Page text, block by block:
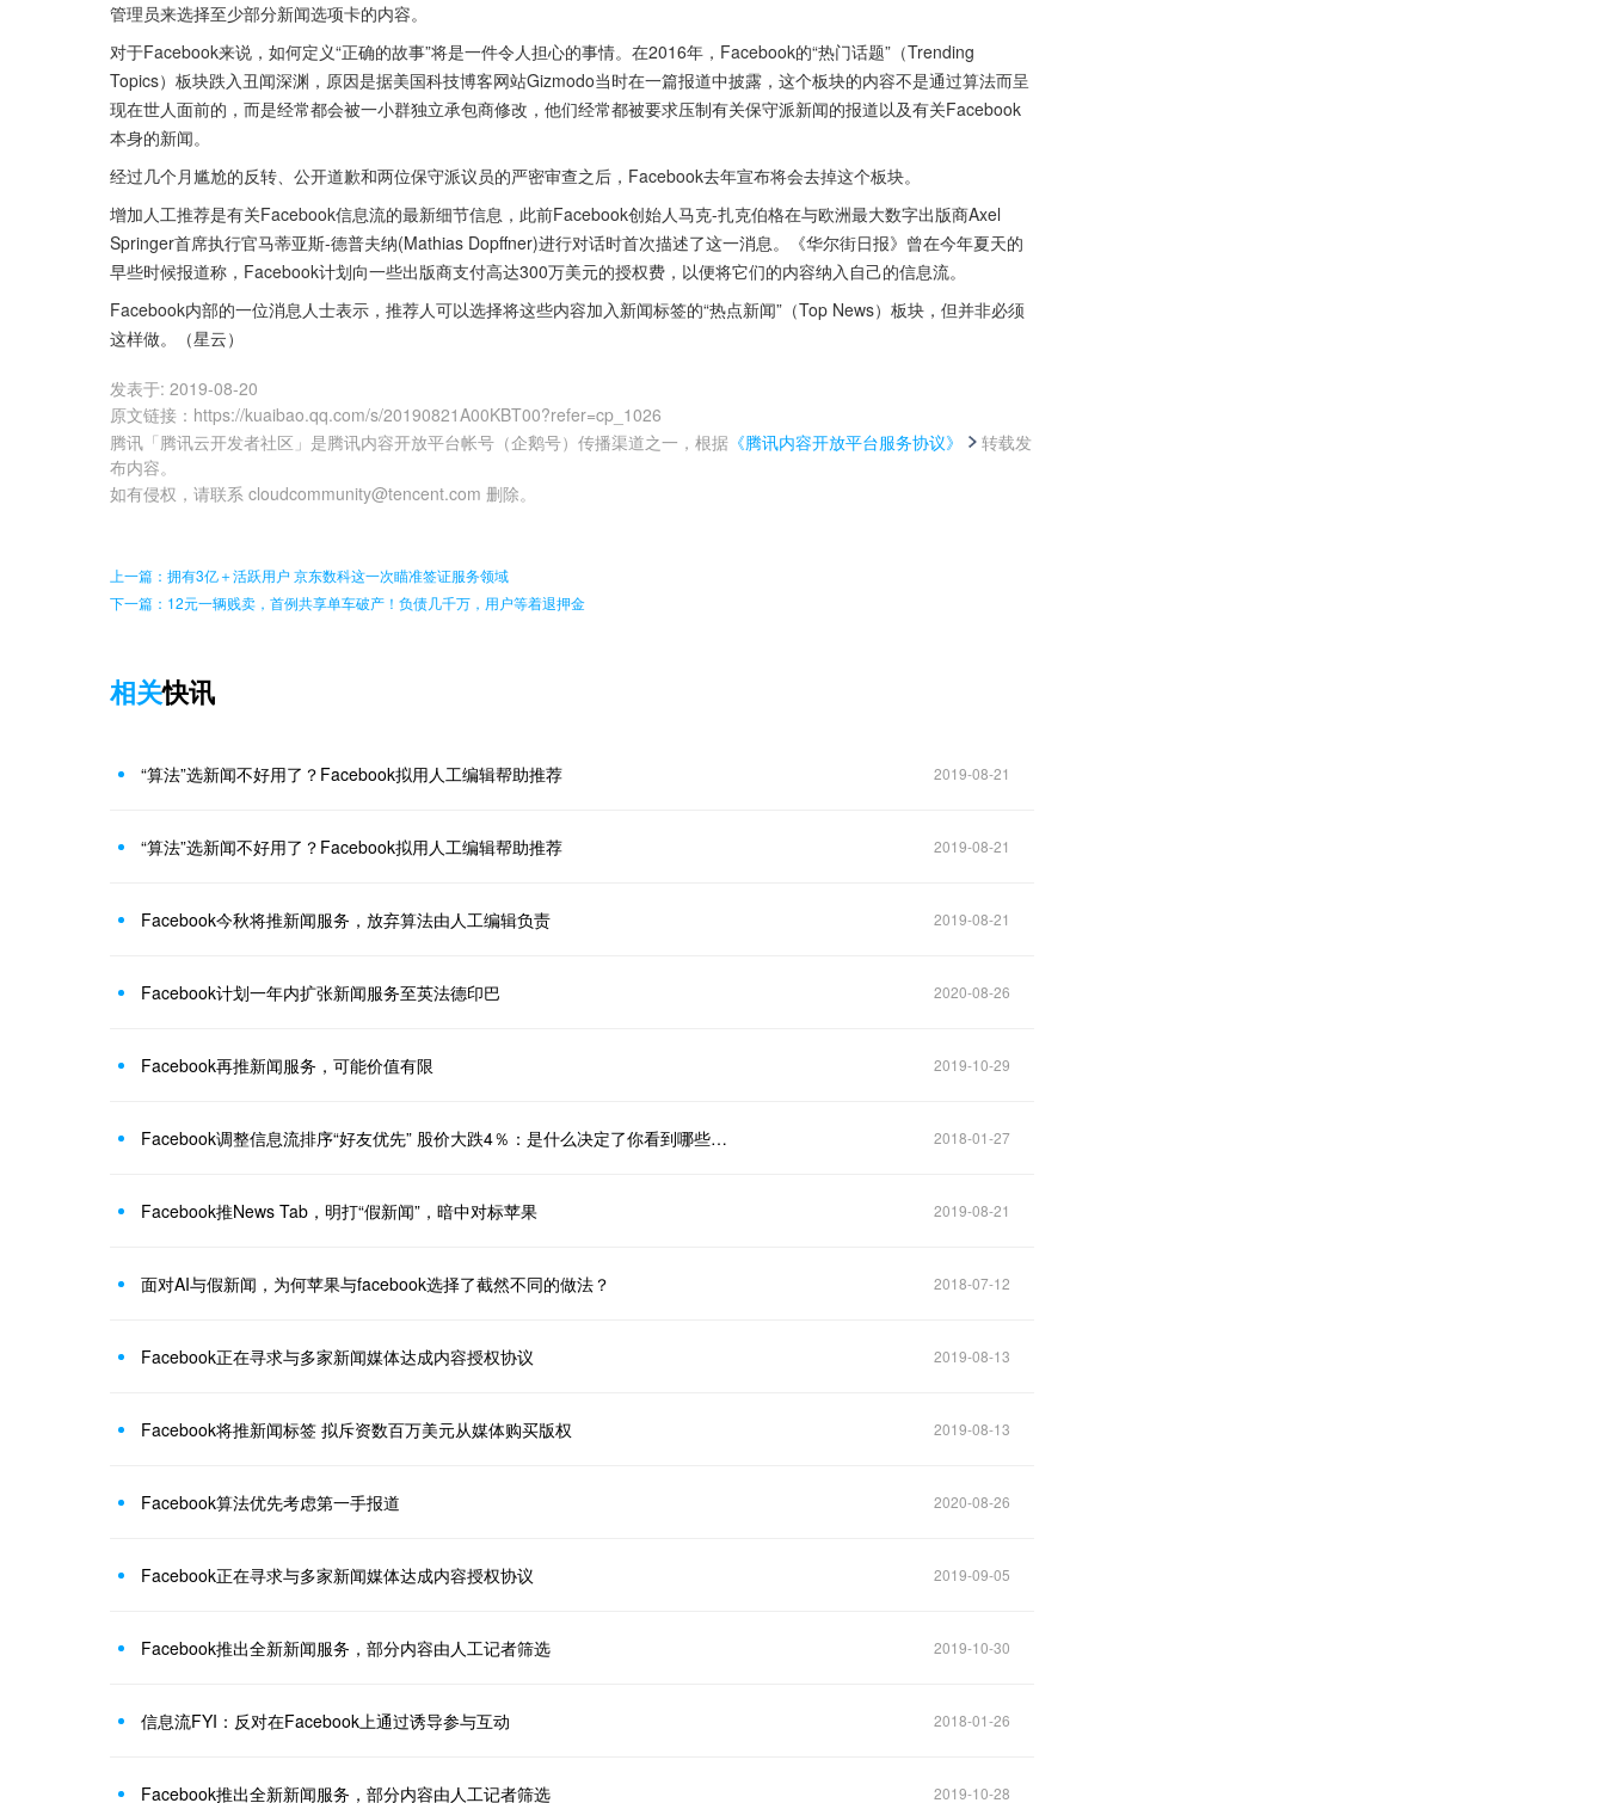
管理员来选择至少部分新闻选项卡的内容。
对于Facebook来说，如何定义“正确的故事”将是一件令人担心的事情。在2016年，Facebook的“热门话题”（Trending
Topics）板块跌入丑闻深渊，原因是据美国科技博客网站Gizmodo当时在一篇报道中披露，这个板块的内容不是通过算法而呈
现在世人面前的，而是经常都会被一小群独立承包商修改，他们经常都被要求压制有关保守派新闻的报道以及有关Facebook
本身的新闻。
经过几个月尴尬的反转、公开道歉和两位保守派议员的严密审查之后，Facebook去年宣布将会去掉这个板块。
增加人工推荐是有关Facebook信息流的最新细节信息，此前Facebook创始人马克-扎克伯格在与欧洲最大数字出版商Axel
Springer首席执行官马蒂亚斯-德普夫纳(Mathias Dopffner)进行对话时首次描述了这一消息。《华尔街日报》曾在今年夏天的
早些时候报道称，Facebook计划向一些出版商支付高达300万美元的授权费，以便将它们的内容纳入自己的信息流。
Facebook内部的一位消息人士表示，推荐人可以选择将这些内容加入新闻标签的“热点新闻”（Top News）板块，但并非必须
这样做。（星云）
发表于: 2019-08-20
原文链接 ： https://kuaibao.qq.com/s/20190821A00KBT00?refer=cp_1026
腾讯「腾讯云开发者社区」是腾讯内容开放平台帐号（企鹅号）传播渠道之一，根据 《腾讯内容开放平台服务协议》
转载发
布内容。
如有侵权，请联系 cloudcommunity@tencent.com 删除。
上一篇：拥有3亿＋活跃用户 京东数科这一次瞄准签证服务领域
下一篇：12元一辆贱卖，首例共享单车破产！负债几千万，用户等着退押金
相关快讯
“算法”选新闻不好用了？Facebook拟用人工编辑帮助推荐 2019-08-21
“算法”选新闻不好用了？Facebook拟用人工编辑帮助推荐 2019-08-21
Facebook今秋将推新闻服务，放弃算法由人工编辑负责 2019-08-21
Facebook计划一年内扩张新闻服务至英法德印巴 2020-08-26
Facebook再推新闻服务，可能价值有限 2019-10-29
Facebook调整信息流排序“好友优先” 股价大跌4％：是什么决定了你看到哪些信息？ 2018-01-27
Facebook推News Tab，明打“假新闻”，暗中对标苹果 2019-08-21
面对AI与假新闻，为何苹果与facebook选择了截然不同的做法？ 2018-07-12
Facebook正在寻求与多家新闻媒体达成内容授权协议 2019-08-13
Facebook将推新闻标签 拟斥资数百万美元从媒体购买版权 2019-08-13
Facebook算法优先考虑第一手报道 2020-08-26
Facebook正在寻求与多家新闻媒体达成内容授权协议 2019-09-05
Facebook推出全新新闻服务，部分内容由人工记者筛选 2019-10-30
信息流FYI：反对在Facebook上通过诱导参与互动 2018-01-26
Facebook推出全新新闻服务，部分内容由人工记者筛选 2019-10-28